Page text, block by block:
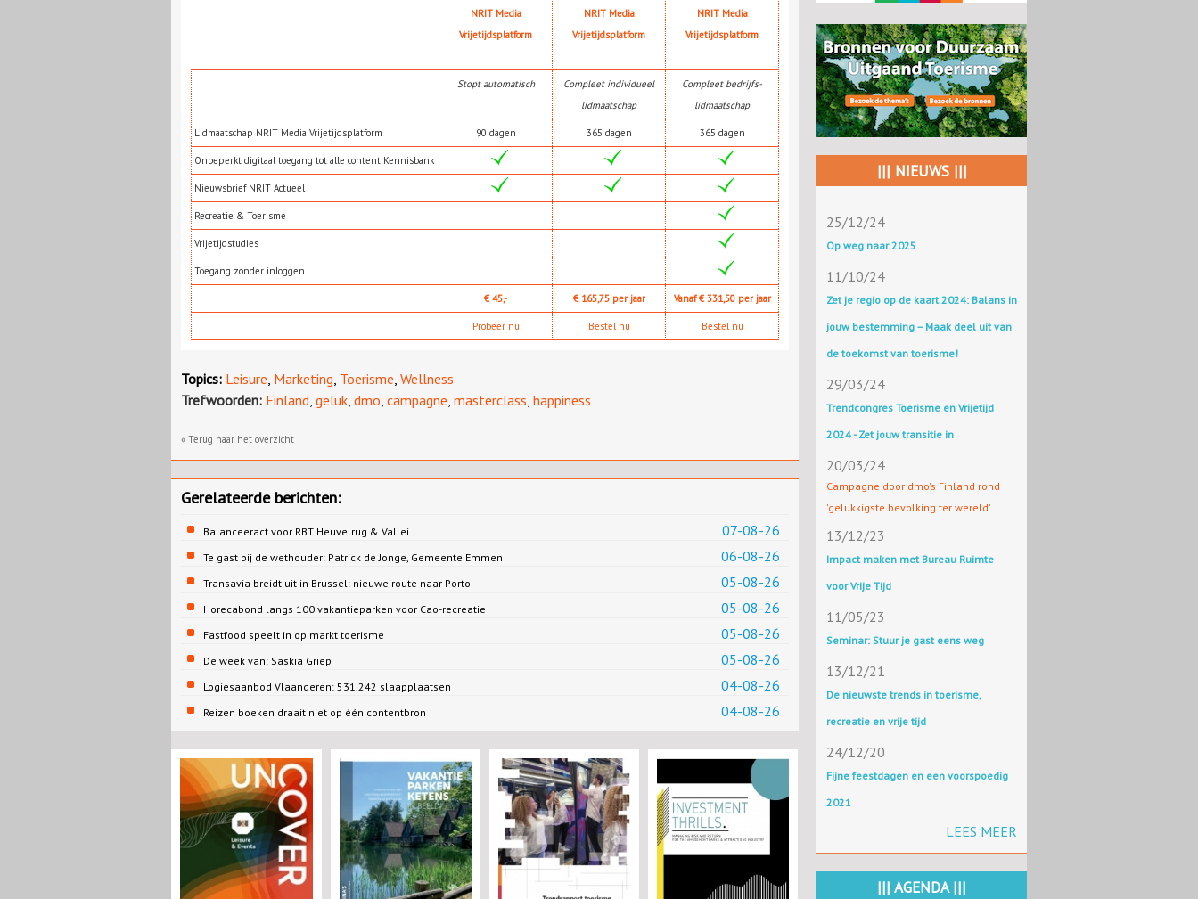
NRIT Media
Vrijetijdsplatform
NRIT Media
Vrijetijdsplatform
NRIT Media
Vrijetijdsplatform
Stopt automatisch
Compleet individueel
lidmaatschap
Compleet bedrijfs-
lidmaatschap
Lidmaatschap NRIT Media Vrijetijdsplatform 90 dagen 365 dagen 365 dagen
Onbeperkt digitaal toegang tot alle content Kennisbank
Nieuwsbrief NRIT Actueel
Recreatie & Toerisme
Vrijetijdstudies
Toegang zonder inloggen
€ 45,- € 165,75 per jaar Vanaf € 331,50 per jaar
Probeer nu Bestel nu Bestel nu
Topics: Leisure Marketing Toerisme Wellness
Trefwoorden: Finland geluk dmo campagne masterclass happiness
« Terug naar het overzicht
Gerelateerde berichten:
07-08-26
Balanceeract voor RBT Heuvelrug & Vallei
06-08-26
Te gast bij de wethouder: Patrick de Jonge, Gemeente Emmen
05-08-26
Transavia breidt uit in Brussel: nieuwe route naar Porto
05-08-26
Horecabond langs 100 vakantieparken voor Cao-recreatie
05-08-26
Fastfood speelt in op markt toerisme
05-08-26
De week van: Saskia Griep
04-08-26
Logiesaanbod Vlaanderen: 531.242 slaapplaatsen
04-08-26
Reizen boeken draait niet op één contentbron
||| NIEUWS |||
25/12/24
Op weg naar 2025
11/10/24
Zet je regio op de kaart 2024: Balans in
jouw bestemming – Maak deel uit van
de toekomst van toerisme!
29/03/24
Trendcongres Toerisme en Vrijetijd
2024 - Zet jouw transitie in
20/03/24
Campagne door dmo's Finland rond
'gelukkigste bevolking ter wereld'
13/12/23
Impact maken met Bureau Ruimte
voor Vrije Tijd
11/05/23
Seminar: Stuur je gast eens weg
13/12/21
De nieuwste trends in toerisme,
recreatie en vrije tijd
24/12/20
Fijne feestdagen en een voorspoedig
2021
LEES MEER
||| AGENDA |||